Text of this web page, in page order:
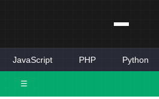
☰
JavaScript PHP Python